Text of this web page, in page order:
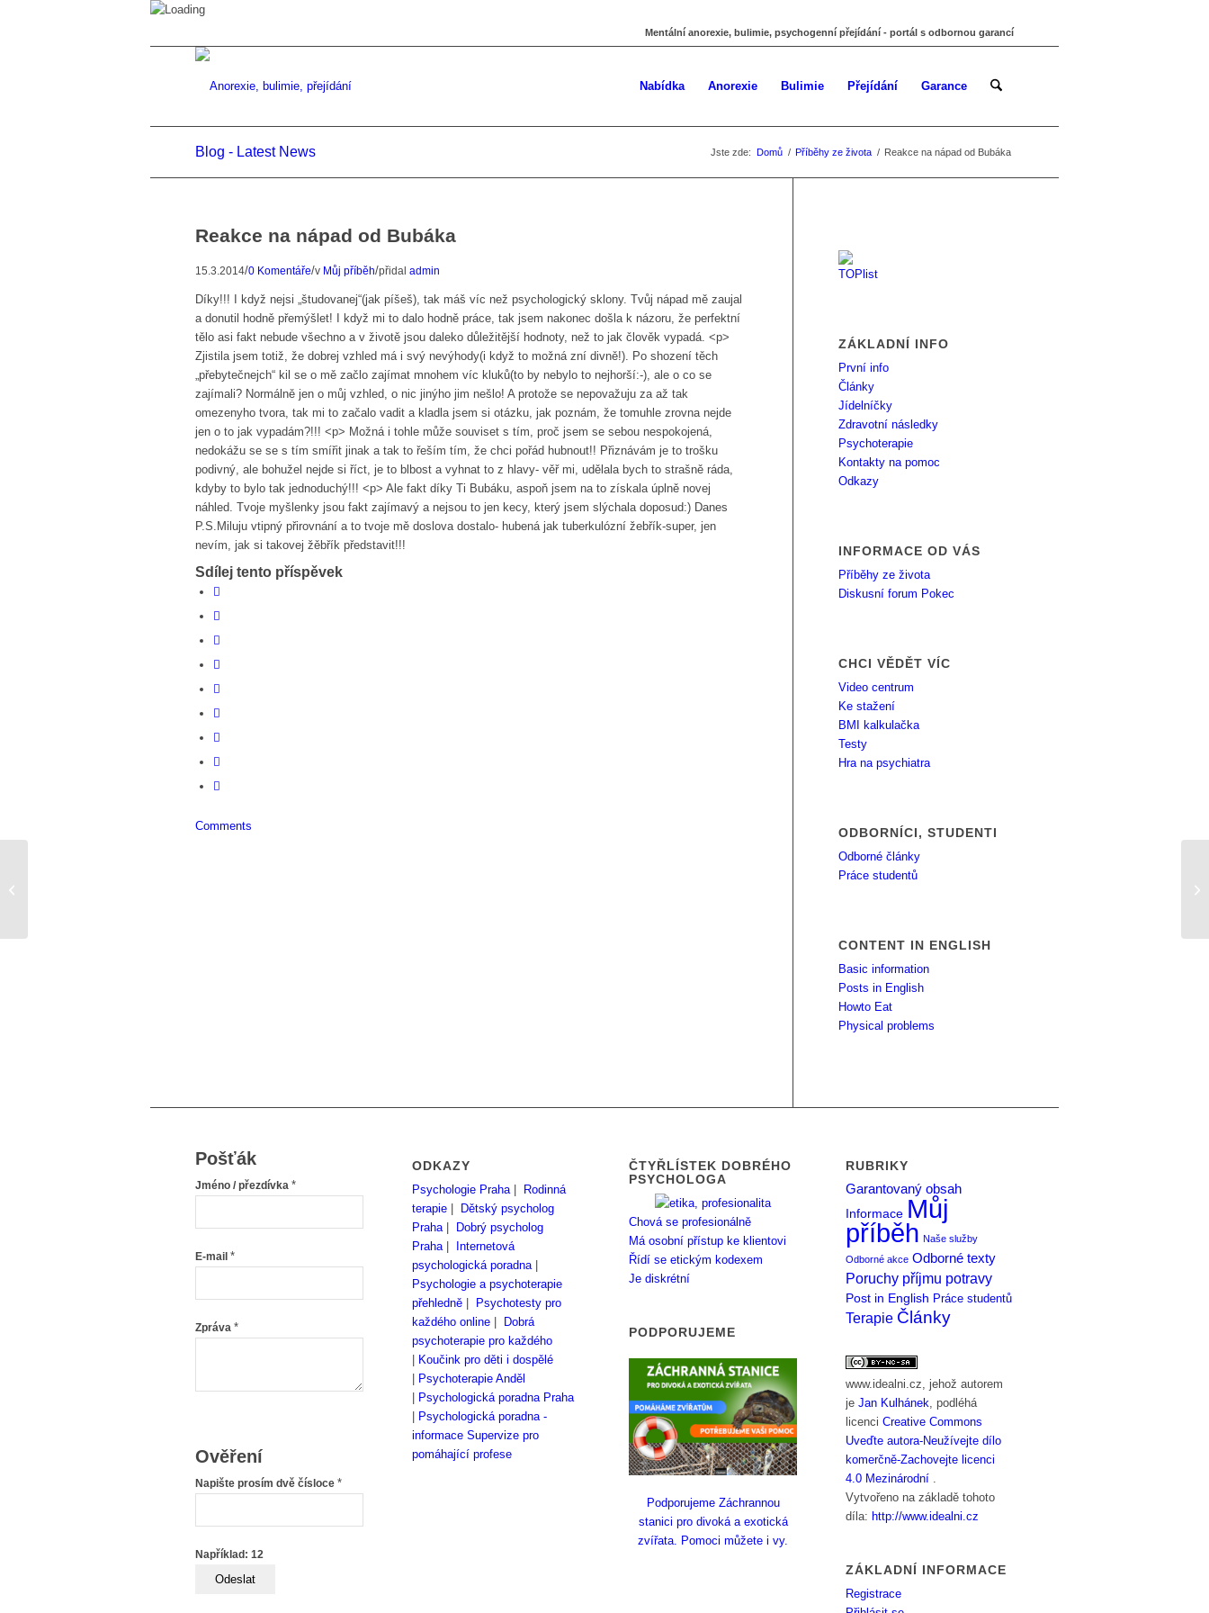
Mentální anorexie, bulimie, psychogenní přejídání - portál s odbornou garancí
Nabídka Anorexie Bulimie Přejídání Garance
Blog - Latest News Jste zde: Domů / Příběhy ze života / Reakce na nápad od Bubáka
Reakce na nápad od Bubáka
15.3.2014/0 Komentáře/v Můj příběh/přidal admin
Díky!!! I když nejsi „študovanej“(jak píšeš), tak máš víc než psychologický sklony. Tvůj nápad mě zaujal
a donutil hodně přemýšlet! I když mi to dalo hodně práce, tak jsem nakonec došla k názoru, že perfektní
tělo asi fakt nebude všechno a v životě jsou daleko důležitější hodnoty, než to jak člověk vypadá. <p>
Zjistila jsem totiž, že dobrej vzhled má i svý nevýhody(i když to možná zní divně!). Po shození těch
„přebytečnejch“ kil se o mě začlo zajímat mnohem víc kluků(to by nebylo to nejhorší:-), ale o co se
zajímali? Normálně jen o můj vzhled, o nic jinýho jim nešlo! A protože se nepovažuju za až tak
omezenyho tvora, tak mi to začalo vadit a kladla jsem si otázku, jak poznám, že tomuhle zrovna nejde
jen o to jak vypadám?!!! <p> Možná i tohle může souviset s tím, proč jsem se sebou nespokojená,
nedokážu se se s tím smířit jinak a tak to řeším tím, že chci pořád hubnout!! Přiznávám je to trošku
podivný, ale bohužel nejde si říct, je to blbost a vyhnat to z hlavy- věř mi, udělala bych to strašně ráda,
kdyby to bylo tak jednoduchý!!! <p> Ale fakt díky Ti Bubáku, aspoň jsem na to získala úplně novej
náhled. Tvoje myšlenky jsou fakt zajímavý a nejsou to jen kecy, který jsem slýchala doposud:) Danes
P.S.Miluju vtipný přirovnání a to tvoje mě doslova dostalo- hubená jak tuberkulózní žebřík-super, jen
nevím, jak si takovej žěbřík představit!!!
Sdílej tento příspěvek
Comments
ZÁKLADNÍ INFO
První info
Články
Jídelníčky
Zdravotní následky
Psychoterapie
Kontakty na pomoc
Odkazy
INFORMACE OD VÁS
Příběhy ze života
Diskusní forum Pokec
CHCI VĚDĚT VÍC
Video centrum
Ke stažení
BMI kalkulačka
Testy
Hra na psychiatra
ODBORNÍCI, STUDENTI
Odborné články
Práce studentů
CONTENT IN ENGLISH
Basic information
Posts in English
Howto Eat
Physical problems
Pošťák
Jméno / přezdívka *
E-mail *
Zpráva *
Ověření
Napište prosím dvě čísloce *
Například: 12
ODKAZY
Psychologie Praha|
Rodinná
terapie
Dětský psycholog
Praha|
Dobrý psycholog
Praha|
Internetová
psychologická poradna|
Psychologie a psychoterapie
přehledně
Psychotesty pro
každého online
Dobrá
psychoterapie pro každého
Koučink pro děti i dospělé
Psychoterapie Anděl
Psychologická poradna Praha
Psychologická poradna -
informace Supervize pro
pomáhající profese
ČTYŘLÍSTEK DOBRÉHO
PSYCHOLOGA
Chová se profesionálně
Má osobní přístup ke klientovi
Řídí se etickým kodexem
Je diskrétní
PODPORUJEME
Podporujeme Záchrannou
stanici pro divoká a exotická
zvířata. Pomoci můžete i vy.
RUBRIKY
Garantovaný obsah
Informace Můj
příběh Naše služby
Odborné akce Odborné texty
Poruchy příjmu potravy
Post in English Práce studentů
Terapie Články
www.idealni.cz, jehož autorem
jeJan Kulhánek, podléhá
licenciCreative Commons
Uveďte autora-Neužívejte dílo
komerčně-Zachovejte licenci
4.0 Mezinárodní .
Vytvořeno na základě tohoto
díla: http://www.idealni.cz
ZÁKLADNÍ INFORMACE
Registrace